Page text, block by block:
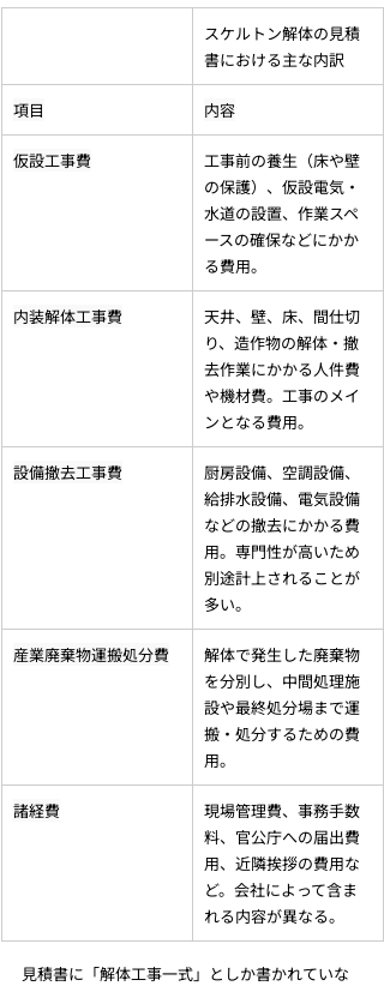
スケルトン解体の見積
書における主な内訳
項目 内容
仮設工事費
工事前の養生（床や壁
の保護）、仮設電気・
水道の設置、作業スペ
ースの確保などにかか
る費用。
内装解体工事費
天井、壁、床、間仕切
り、造作物の解体・撤
去作業にかかる人件費
や機材費。工事のメイ
ンとなる費用。
設備撤去工事費
厨房設備、空調設備、
給排水設備、電気設備
などの撤去にかかる費
用。専門性が高いため
別途計上されることが
多い。
産業廃棄物運搬処分費
解体で発生した廃棄物
を分別し、中間処理施
設や最終処分場まで運
搬・処分するための費
用。
諸経費
現場管理費、事務手数
料、官公庁への届出費
用、近隣挨拶の費用な
ど。会社によって含ま
れる内容が異なる。
見積書に「解体工事一式」としか書かれていな